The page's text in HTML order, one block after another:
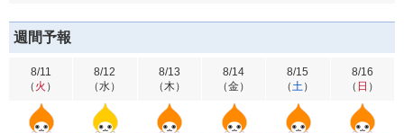
週間予報
8/11
（ 火 ）
8/12
（水）
8/13
（木）
8/14
（金）
8/15
（土）
8/16
（ 日 ）